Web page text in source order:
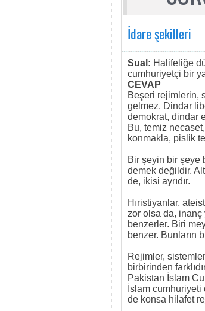
İdare şekilleri
Sual: Halifeliğe
cumhuriyetçi bir
CEVAP
Beşeri rejimlerin,
gelmez. Dindar
demokrat, dindar
Bu, temiz
konmakla, pislik
Bir şeyin bir şeye
demek değildir.
de, ikisi ayrıdır.
Hıristiyanlar,
zor olsa da, inanç
benzerler. Biri
benzer. Bunların
Rejimler,
birbirinden
Pakistan İslam
İslam
de konsa hilafet